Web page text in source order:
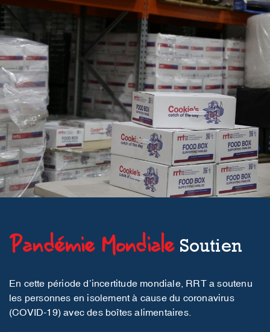
Pandémie MondialeSoutien
En cette période d’incertitude mondiale, RRT a soutenu
les personnes en isolement à cause du coronavirus
(COVID-19) avec des boîtes alimentaires.